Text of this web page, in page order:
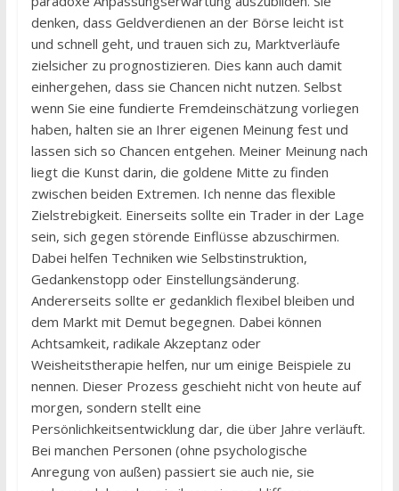
denken, dass Geldverdienen an der Börse leicht ist
und schnell geht, und trauen sich zu, Marktverläufe
zielsicher zu prognostizieren. Dies kann auch damit
einhergehen, dass sie Chancen nicht nutzen. Selbst
wenn Sie eine fundierte Fremdeinschätzung vorliegen
haben, halten sie an Ihrer eigenen Meinung fest und
lassen sich so Chancen entgehen. Meiner Meinung nach
liegt die Kunst darin, die goldene Mitte zu finden
zwischen beiden Extremen. Ich nenne das flexible
Zielstrebigkeit. Einerseits sollte ein Trader in der Lage
sein, sich gegen störende Einflüsse abzuschirmen.
Dabei helfen Techniken wie Selbstinstruktion,
Gedankenstopp oder Einstellungsänderung.
Andererseits sollte er gedanklich flexibel bleiben und
dem Markt mit Demut begegnen. Dabei können
Achtsamkeit, radikale Akzeptanz oder
Weisheitstherapie helfen, nur um einige Beispiele zu
nennen. Dieser Prozess geschieht nicht von heute auf
morgen, sondern stellt eine
Persönlichkeitsentwicklung dar, die über Jahre verläuft.
Bei manchen Personen (ohne psychologische
Anregung von außen) passiert sie auch nie, sie